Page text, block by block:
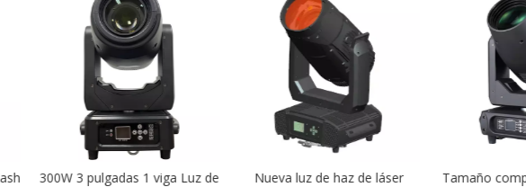
300W 3 pulgadas 1 viga Luz de
Nueva luz de haz de láser
Tamaño